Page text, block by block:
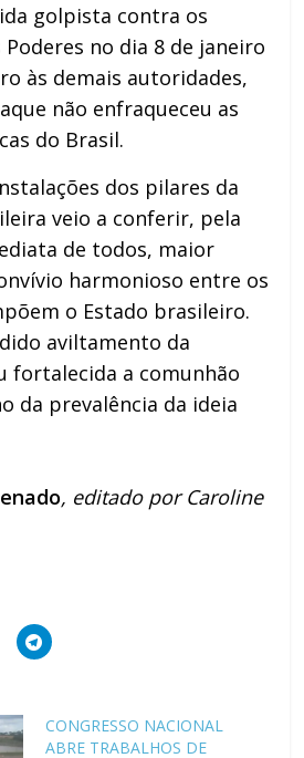
golpista contra os
no dia 8 de janeiro
às demais autoridades,
não enfraqueceu as
do Brasil.
dos pilares da
veio a conferir, pela
de todos, maior
harmonioso entre os
o Estado brasileiro.
aviltamento da
fortalecida a comunhão
da prevalência da ideia
, editado por Caroline
CONGRESSO NACIONAL
ABRE TRABALHOS DE